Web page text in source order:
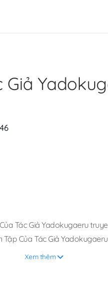
Giả
Tác Giả Yadokugaeru
Tập Của Tác Giả
Xem thêm